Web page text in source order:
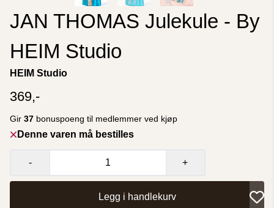
JAN THOMAS Julekule - By
HEIM Studio
HEIM Studio
369,-
Gir 37 bonuspoeng til medlemmer ved kjøp
Denne varen må bestilles
- +
Legg i handlekurv